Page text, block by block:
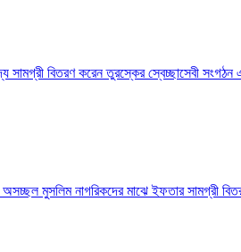
সামগ্রী বিতরণ করেন তুরস্কের স্বেচ্ছাসেবী
অসচ্ছল মুসলিম নাগরিকদের মাঝে ইফতার সামগ্রী